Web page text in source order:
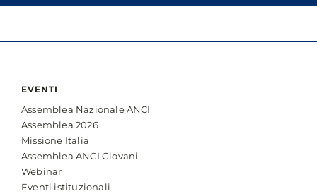
EVENTI
Assemblea Nazionale ANCI
Assemblea 2026
Missione Italia
Assemblea ANCI Giovani
Webinar
Eventi istituzionali